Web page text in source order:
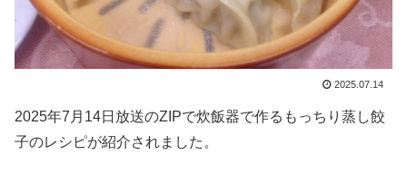
2025.07.14
2025年7月14日放送のZIPで炊飯器で作るもっちり蒸し餃
子のレシピが紹介されました。